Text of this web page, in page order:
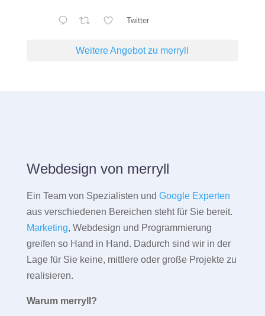
Twitter
Weitere Angebot zu merryll
Webdesign von merryll
Ein Team von Spezialisten und Google Experten
aus verschiedenen Bereichen steht für Sie bereit.
Marketing, Webdesign und Programmierung
greifen so Hand in Hand. Dadurch sind wir in der
Lage für Sie keine, mittlere oder große Projekte zu
realisieren.
Warum merryll?